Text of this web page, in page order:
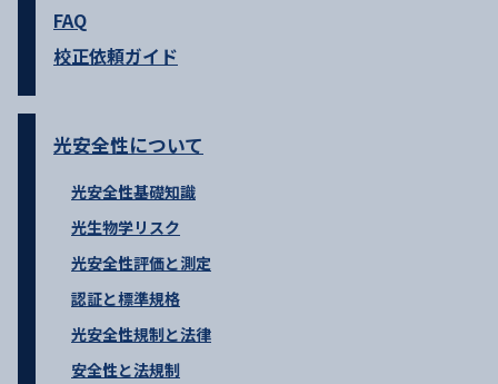
FAQ
校正依頼ガイド
光安全性について
光安全性基礎知識
光生物学リスク
光安全性評価と測定
認証と標準規格
光安全性規制と法律
安全性と法規制